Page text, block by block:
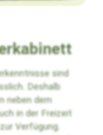
sind
Deshalb
neben dem
in der Freizeit
Verfügung.